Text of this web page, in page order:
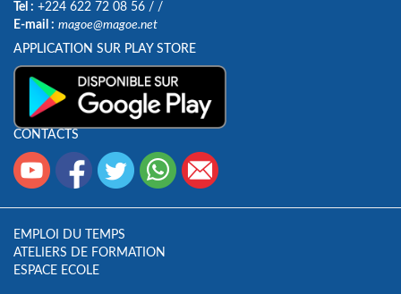
Tel : +224 622 72 08 56 / /
E-mail : magoe@magoe.net
APPLICATION SUR PLAY STORE
CONTACTS
EMPLOI DU TEMPS
ATELIERS DE FORMATION
ESPACE ECOLE